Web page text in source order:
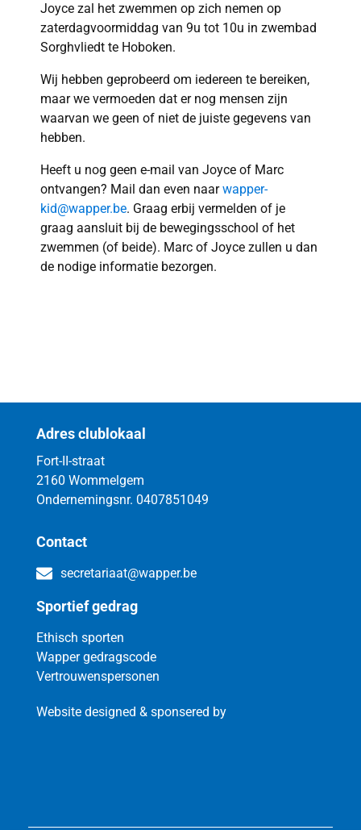
Joyce zal het zwemmen op zich nemen op
zaterdagvoormiddag van 9u tot 10u in zwembad
Sorghvliedt te Hoboken.
Wij hebben geprobeerd om iedereen te bereiken,
maar we vermoeden dat er nog mensen zijn
waarvan we geen of niet de juiste gegevens van
hebben.
Heeft u nog geen e-mail van Joyce of Marc
ontvangen? Mail dan even naarwapper-
kid@wapper.be. Graag erbij vermelden of je
graag aansluit bij de bewegingsschool of het
zwemmen (of beide). Marc of Joyce zullen u dan
de nodige informatie bezorgen.
Adres clublokaal
Fort-II-straat
2160 Wommelgem
Ondernemingsnr. 0407851049
Contact
secretariaat@wapper.be
Sportief gedrag
Ethisch sporten
Wapper gedragscode
Vertrouwenspersonen
Website designed & sponsered by